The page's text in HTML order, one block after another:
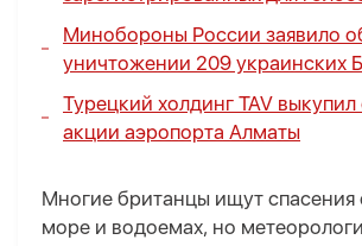
Минобороны России заявило
уничтожении 209 украинских
Турецкий холдинг TAV
акции аэропорта Алматы
Многие британцы ищут спасения
море и водоемах, но метеорологи